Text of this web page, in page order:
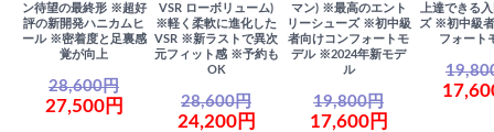
ン待望の最終形 ※超好
評の新開発ハニカムヒ
ール ※密着度と足裏感
覚が向上
28,600円
27,500円
VSR ローボリューム)
※軽く柔軟に進化した
VSR ※新ラストで異次
元フィット感 ※予約も
OK
28,600円
24,200円
マン) ※最高のエント
リーシューズ ※初中級
者向けコンフォートモ
デル ※2024年新モデ
ル
19,800円
17,600円
上達できる
ズ ※初中級
フォート